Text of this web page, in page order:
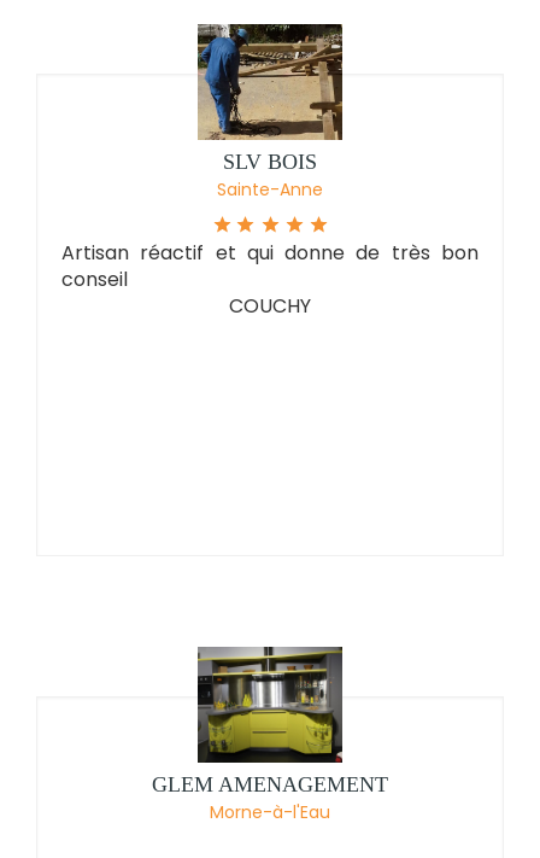
SLV BOIS
Sainte-Anne
Artisan réactif et qui donne de très bon
conseil
COUCHY
GLEM AMENAGEMENT
Morne-à-l'Eau